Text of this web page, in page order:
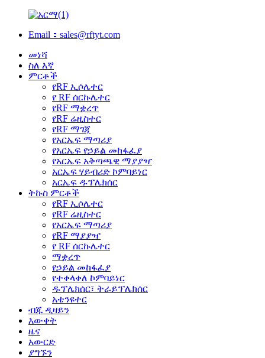
Email：sales@rftyt.com
መነሻ
ስለ እኛ
ምርቶች
የRF ኢሶሌተር
የ RF ሰርኩሌተር
የRF ማቋረጥ
የRF ሬዚስተር
የRF ማገጃ
የአርኤፍ ማጣሪያ
የአርኤፍ የኃይል መከፋፈያ
የአርኤፍ አቅጣጫዊ ማያያዣ
አርኤፍ ሃይብሪድ ኮምባይነር
አርኤፍ ዱፕሌክሰር
ትኩስ ምርቶች
የRF ኢሶሌተር
የRF ሬዚስተር
የአርኤፍ ማጣሪያ
የRF ማያያዣ
የ RF ሰርኩሌተር
ማቋረጥ
የኃይል መከፋፈያ
የተቀላቀለ ኮምባይነር
ዱፕሌክሰር፣ ትራይፕሌክሰር
አቴንዩተር
ብጁ ዲዛይን
እውቀት
ዜና
አውርድ
ያግኙን